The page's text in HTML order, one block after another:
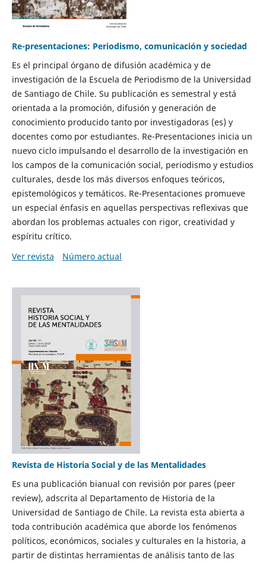
Re-presentaciones: Periodismo, comunicación y sociedad
Es el principal órgano de difusión académica y de
investigación de la Escuela de Periodismo de la Universidad
de Santiago de Chile. Su publicación es semestral y está
orientada a la promoción, difusión y generación de
conocimiento producido tanto por investigadoras (es) y
docentes como por estudiantes. Re-Presentaciones inicia un
nuevo ciclo impulsando el desarrollo de la investigación en
los campos de la comunicación social, periodismo y estudios
culturales, desde los más diversos enfoques teóricos,
epistemológicos y temáticos. Re-Presentaciones promueve
un especial énfasis en aquellas perspectivas reflexivas que
abordan los problemas actuales con rigor, creatividad y
espíritu crítico.
Ver revista
Número actual
Revista de Historia Social y de las Mentalidades
Es una publicación bianual con revisión por pares (peer
review), adscrita al Departamento de Historia de la
Universidad de Santiago de Chile. La revista esta abierta a
toda contribución académica que aborde los fenómenos
políticos, económicos, sociales y culturales en la historia, a
partir de distintas herramientas de análisis tanto de las